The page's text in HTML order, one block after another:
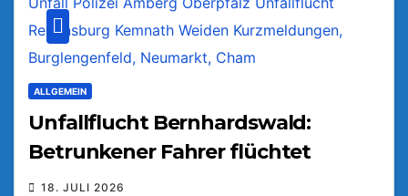
ALLGEMEIN
Unfallflucht Bernhardswald:
Betrunkener Fahrer flüchtet
18. JULI 2026